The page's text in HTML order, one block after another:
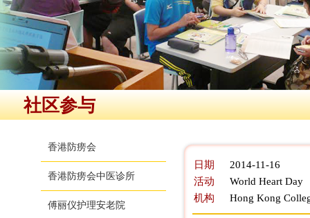
社区参与
香港防痨会
香港防痨会中医诊所
傅丽仪护理安老院
日期
2014-11-16
活动
World Heart Day
机构
Hong Kong